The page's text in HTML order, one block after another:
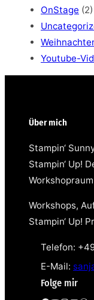
OnStage (2)
Youtube-
Über mich
Stampin‘
Stampin‘ Up!
Workshops,
Stampin‘ Up!
Telefon:
E-Mail:
Folge mir